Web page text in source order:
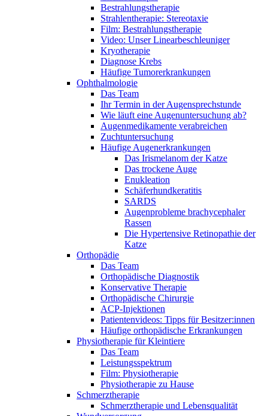
Bestrahlungstherapie
Strahlentherapie: Stereotaxie
Film: Bestrahlungstherapie
Video: Unser Linearbeschleuniger
Kryotherapie
Diagnose Krebs
Häufige Tumorerkrankungen
Ophthalmologie
Das Team
Ihr Termin in der Augensprechstunde
Wie läuft eine Augenuntersuchung ab?
Augenmedikamente verabreichen
Zuchtuntersuchung
Häufige Augenerkrankungen
Das Irismelanom der Katze
Das trockene Auge
Enukleation
Schäferhundkeratitis
SARDS
Augenprobleme brachycephaler
Rassen
Die Hypertensive Retinopathie der
Katze
Orthopädie
Das Team
Orthopädische Diagnostik
Konservative Therapie
Orthopädische Chirurgie
ACP-Injektionen
Patientenvideos: Tipps für Besitzer:innen
Häufige orthopädische Erkrankungen
Physiotherapie für Kleintiere
Das Team
Leistungsspektrum
Film: Physiotherapie
Physiotherapie zu Hause
Schmerztherapie
Schmerztherapie und Lebensqualität